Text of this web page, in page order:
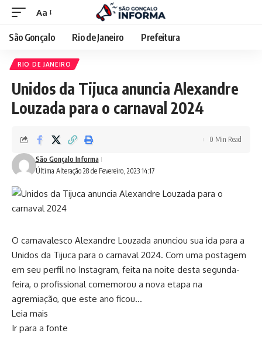
Aa
São Gonçalo Rio de Janeiro Prefeitura
RIO DE JANEIRO
Unidos da Tijuca anuncia Alexandre
Louzada para o carnaval 2024
Última Alteração 28 de Fevereiro, 2023 14:17
São Gonçalo Informa
0 Min Read
O carnavalesco Alexandre Louzada anunciou sua ida para a
Unidos da Tijuca para o carnaval 2024. Com uma postagem
em seu perfil no Instagram, feita na noite desta segunda-
feira, o profissional comemorou a nova etapa na
agremiação, que este ano ficou…
Leia mais
Ir para a fonte